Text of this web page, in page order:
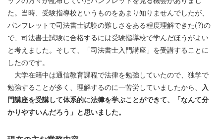
た。当時、受験指導校というものをあまり知りませんでしたが、
パンフレットで司法書士試験の難しさをある程度理解できた(?)の
で、司法書士試験に合格するには受験指導校で学んだほうがよい
と考えました。そして、「司法書士入門講座」を受講することに
したのです。
大学在籍中は通信教育課程で法律を勉強していたので、独学で
勉強することが多く、理解するのに一苦労していましたから、
入
門講座を受講して体系的に法律を学ぶことができて、「なんて分
かりやすいんだろう」と思いました。